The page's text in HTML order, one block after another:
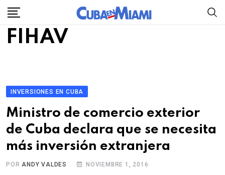
Skip
content
FIHAV
INVERSIONES EN CUBA
Ministro de comercio exterior
de Cuba declara que se necesita
más inversión extranjera
PORANDY VALDES NOVIEMBRE 1, 2016